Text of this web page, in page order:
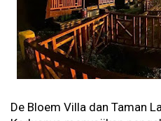
De Bloem Villa dan Taman